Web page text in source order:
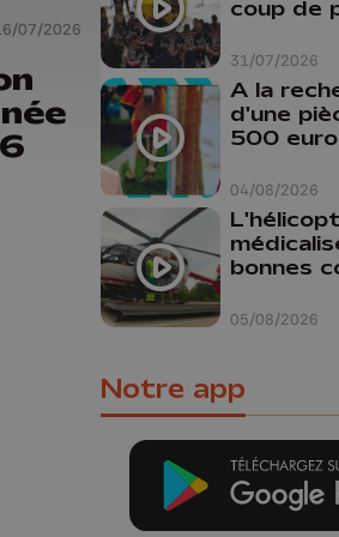
07/2026
31/07/2026
coup de
04/08/2026
A la
d'une
500
05/08/2026
bonnes
Notre app